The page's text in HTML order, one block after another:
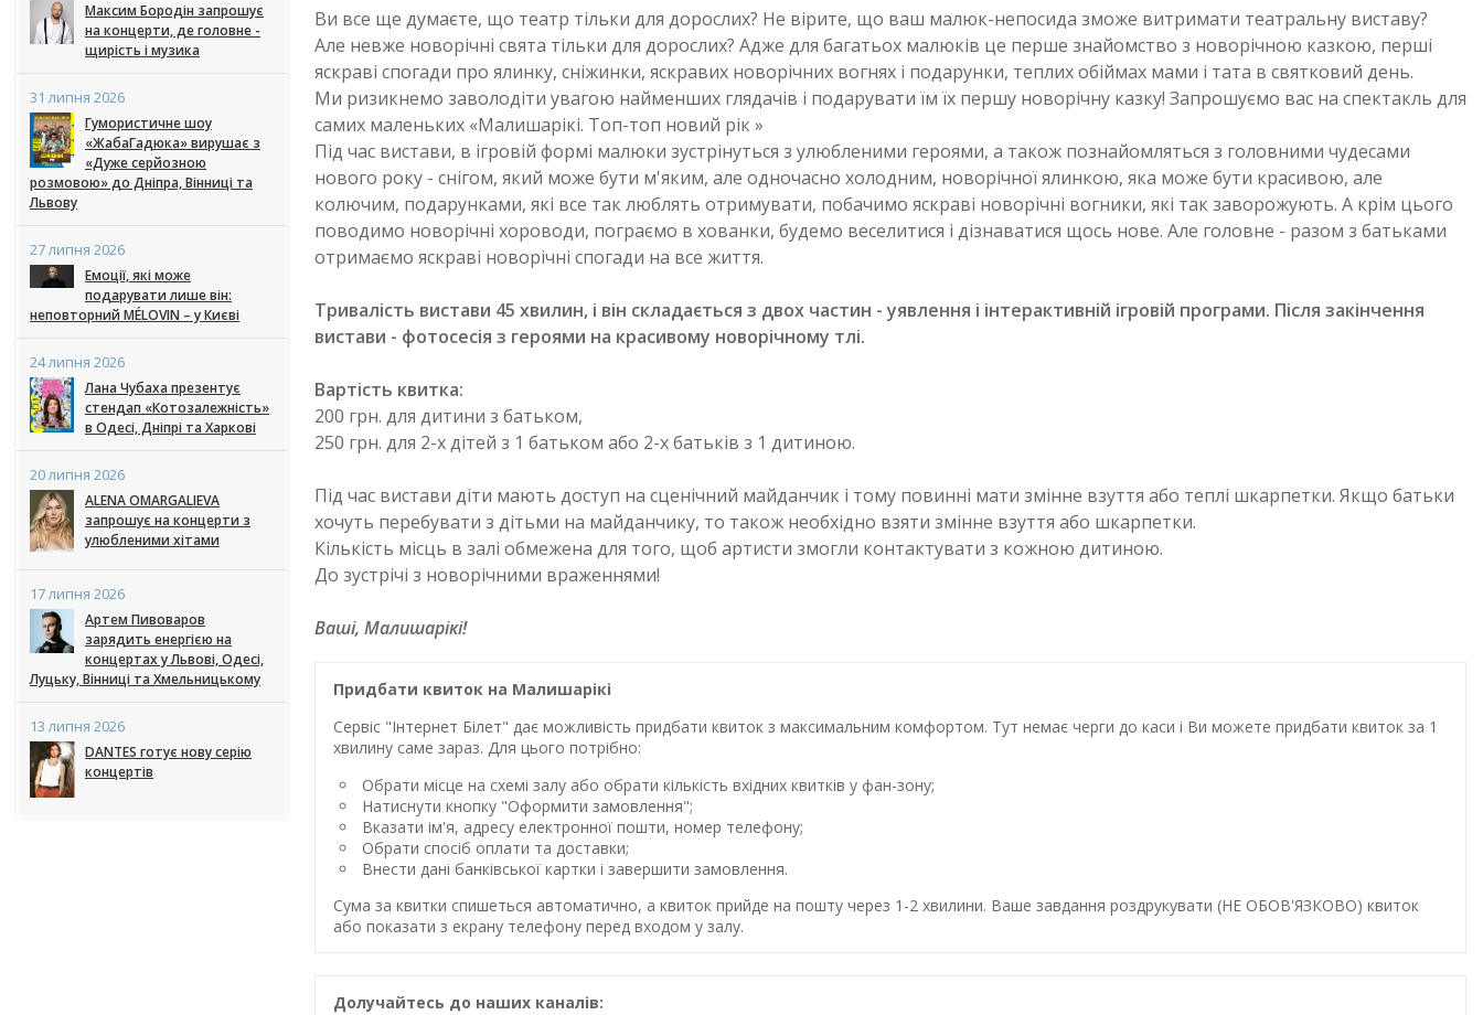
Максим Бородін запрошує
на концерти, де головне -
щирість і музика
31 липня 2026
Гумористичне шоу
«ЖабаГадюка» вирушає з
«Дуже серйозною
розмовою» до Дніпра, Вінниці та
Львову
27 липня 2026
Емоції, які може
подарувати лише він:
неповторний MÉLOVIN – у Києві
24 липня 2026
Лана Чубаха презентує
стендап «Котозалежність»
в Одесі, Дніпрі та Харкові
20 липня 2026
ALENA OMARGALIEVA
запрошує на концерти з
улюбленими хітами
17 липня 2026
Артем Пивоваров
зарядить енергією на
концертах у Львові, Одесі,
Луцьку, Вінниці та Хмельницькому
13 липня 2026
DANTES готує нову серію
концертів
Ви все ще думаєте, що театр тільки для дорослих? Не вірите, що ваш малюк-непосида зможе витримати театральну виставу?
Але невже новорічні свята тільки для дорослих? Адже для багатьох малюків це перше знайомство з новорічною казкою, перші
яскраві спогади про ялинку, сніжинки, яскравих новорічних вогнях і подарунки, теплих обіймах мами і тата в святковий день.
Ми ризикнемо заволодіти увагою найменших глядачів і подарувати їм їх першу новорічну казку! Запрошуємо вас на спектакль для
самих маленьких «Малишарікі. Топ-топ новий рік »
Під час вистави, в ігровій формі малюки зустрінуться з улюбленими героями, а також познайомляться з головними чудесами
нового року - снігом, який може бути м'яким, але одночасно холодним, новорічної ялинкою, яка може бути красивою, але
колючим, подарунками, які все так люблять отримувати, побачимо яскраві новорічні вогники, які так заворожують. А крім цього
поводимо новорічні хороводи, пограємо в хованки, будемо веселитися і дізнаватися щось нове. Але головне - разом з батьками
отримаємо яскраві новорічні спогади на все життя.
Тривалість вистави 45 хвилин, і він складається з двох частин - уявлення і інтерактивній ігровій програми. Після закінчення
вистави - фотосесія з героями на красивому новорічному тлі.
Вартість квитка:
200 грн. для дитини з батьком,
250 грн. для 2-х дітей з 1 батьком або 2-х батьків з 1 дитиною.
Під час вистави діти мають доступ на сценічний майданчик і тому повинні мати змінне взуття або теплі шкарпетки. Якщо батьки
хочуть перебувати з дітьми на майданчику, то також необхідно взяти змінне взуття або шкарпетки.
Кількість місць в залі обмежена для того, щоб артисти змогли контактувати з кожною дитиною.
До зустрічі з новорічними враженнями!
Ваші, Малишарікі!
Придбати квиток на Малишарікі
Сервіс "Інтернет Білет" дає можливість придбати квиток з максимальним комфортом. Тут немає черги до каси і Ви можете придбати квиток за 1
хвилину саме зараз. Для цього потрібно:
Обрати місце на схемі залу або обрати кількість вхідних квитків у фан-зону;
Натиснути кнопку "Оформити замовлення";
Вказати ім'я, адресу електронної пошти, номер телефону;
Обрати спосіб оплати та доставки;
Внести дані банківської картки і завершити замовлення.
Сума за квитки спишеться автоматично, а квиток прийде на пошту через 1-2 хвилини. Ваше завдання роздрукувати (НЕ ОБОВ'ЯЗКОВО) квиток
або показати з екрану телефону перед входом у залу.
Долучайтесь до наших каналів: